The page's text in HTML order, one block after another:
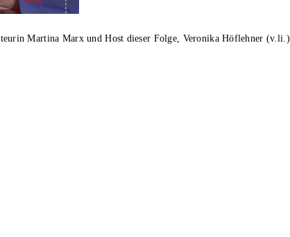
Martina Marx und Host dieser Folge, Veronika Höflehner (v.li.)